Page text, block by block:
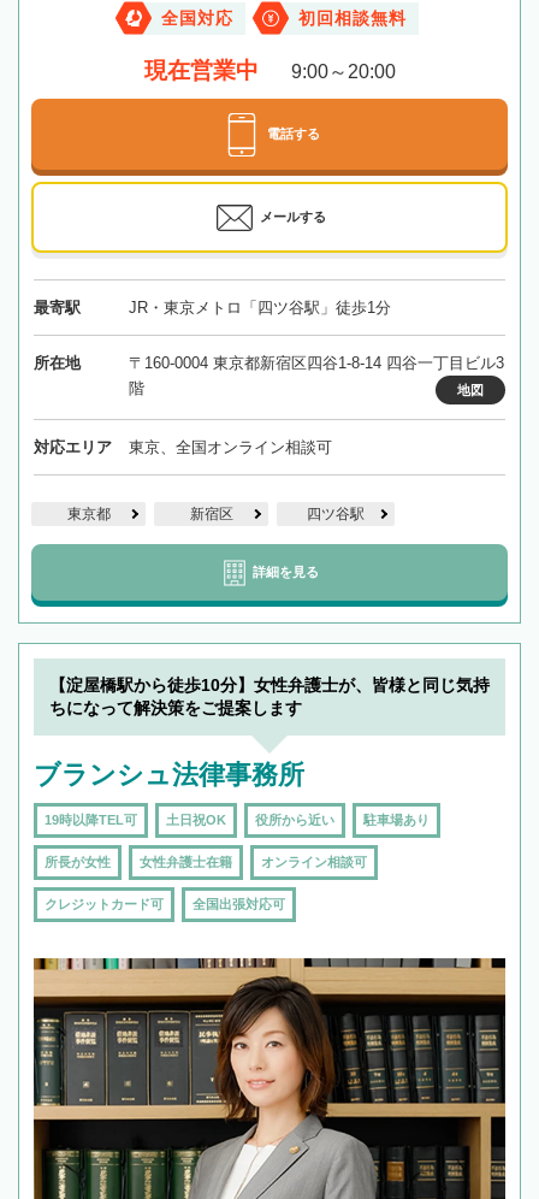
全国対応 初回相談無料
現在営業中 9:00～20:00
電話する
メールする
最寄駅 JR・東京メトロ「四ツ谷駅」徒歩1分
所在地
〒160-0004 東京都新宿区四谷1-8-14 四谷一丁目ビル3
階
地図
対応エリア 東京、全国オンライン相談可
東京都 新宿区 四ツ谷駅
詳細を見る
【淀屋橋駅から徒歩10分】女性弁護士が、皆様と同じ気持
ちになって解決策をご提案します
ブランシュ法律事務所
19時以降TEL可 土日祝OK 役所から近い 駐車場あり
所長が女性 女性弁護士在籍 オンライン相談可
クレジットカード可 全国出張対応可